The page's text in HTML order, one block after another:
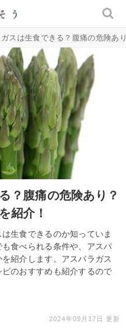
スは生食できる？腹痛の危険あ
？腹痛の危険あり？
紹介！
生食できるのか知っていま
食べられる条件や、アスパ
紹介します。アスパラガス
のおすすめも紹介するので
2024年09月17日 更新